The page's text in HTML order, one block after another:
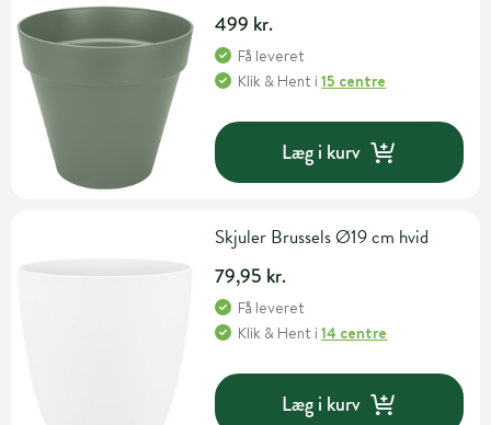
499 kr.
Få leveret
Klik & Hent i15 centre
Læg i kurv
Skjuler Brussels Ø19 cm hvid
79,95 kr.
Få leveret
Klik & Hent i14 centre
Læg i kurv